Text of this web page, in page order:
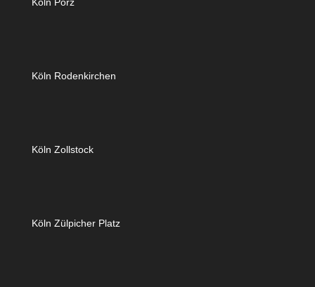
Köln Rodenkirchen
Köln Zollstock
Köln Zülpicher Platz